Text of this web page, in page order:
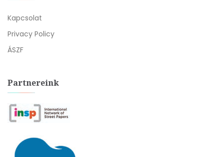
Kapcsolat
Privacy Policy
ÁSZF
Partnereink